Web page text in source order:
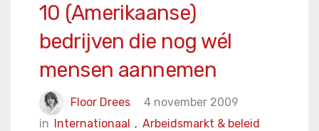
10 (Amerikaanse)
bedrijven die nog wél
mensen aannemen
Floor Drees
4 november 2009
in
Arbeidsmarkt & beleid
Internationaal ,